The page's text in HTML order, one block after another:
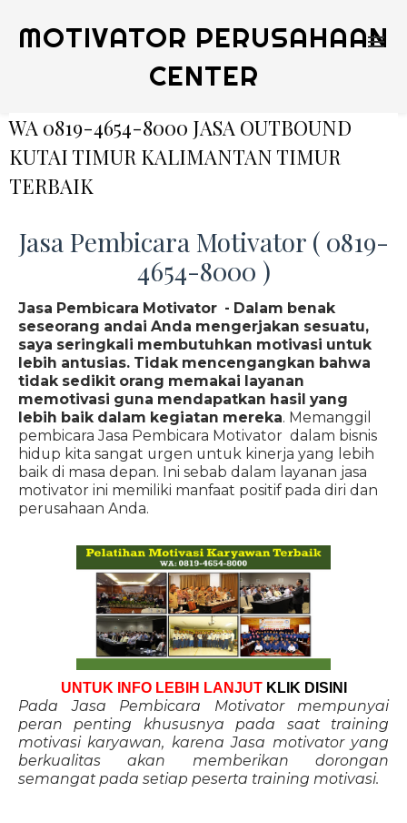
MOTIVATOR PERUSAHAAN
CENTER
WA 0819-4654-8000 JASA OUTBOUND
KUTAI TIMUR KALIMANTAN TIMUR
TERBAIK
Jasa Pembicara Motivator ( 0819-
4654-8000 )
Jasa Pembicara Motivator - Dalam benak
seseorang andai Anda mengerjakan sesuatu,
saya seringkali membutuhkan motivasi untuk
lebih antusias. Tidak mencengangkan bahwa
tidak sedikit orang memakai layanan
memotivasi guna mendapatkan hasil yang
lebih baik dalam kegiatan mereka. Memanggil
pembicara Jasa Pembicara Motivator dalam bisnis
hidup kita sangat urgen untuk kinerja yang lebih
baik di masa depan. Ini sebab dalam layanan jasa
motivator ini memiliki manfaat positif pada diri dan
perusahaan Anda.
UNTUK INFO LEBIH LANJUT KLIK DISINI
Pada Jasa Pembicara Motivator mempunyai
peran penting khususnya pada saat training
motivasi karyawan, karena Jasa motivator yang
berkualitas akan memberikan dorongan
semangat pada setiap peserta training motivasi.